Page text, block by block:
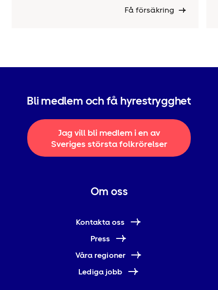
Få försäkring
Bli medlem och få hyrestrygghet
Jag vill bli medlem i en av
Sveriges största folkrörelser
Om oss
Kontakta oss
Press
Våra regioner
Lediga jobb